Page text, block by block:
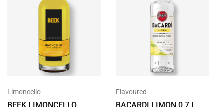
Limoncello
BEEK LIMONCELLO
Flavoured
BACARDI LIMON 0,7 L